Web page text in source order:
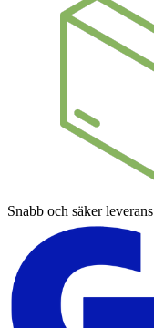
Snabb och säker leverans